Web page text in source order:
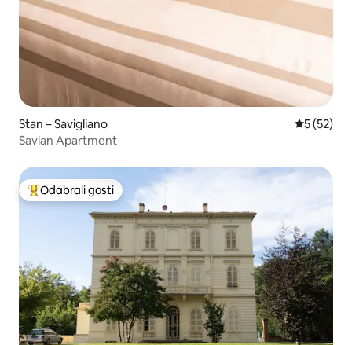
Stan – Savigliano Prosječna
5 (52)
Savian Apartment
Među najviše rangiranima s oznakom „Odabrali gosti”
Odabrali gosti